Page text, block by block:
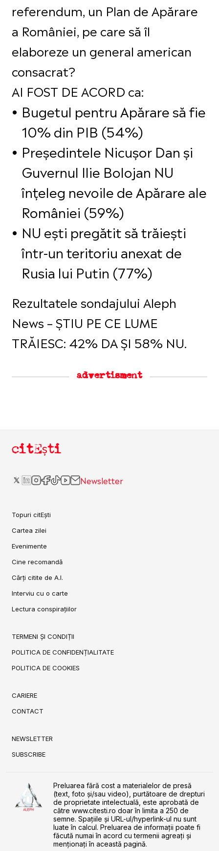
referendum, un Plan de Apărare
a României, pe care să îl
elaboreze un general american
consacrat?
AI FOST DE ACORD ca:
Bugetul pentru Apărare să fie
10% din PIB (54%)
Președintele Nicușor Dan și
Guvernul Ilie Bolojan NU
înțeleg nevoile de Apărare ale
României (59%)
NU ești pregătit să trăiești
într-un teritoriu anexat de
Rusia lui Putin (77%)
Rezultatele sondajului Aleph
News – ȘTIU PE CE LUME
TRĂIESC: 42% DA ȘI 58% NU.
advertisment
citEști
Newsletter
Topuri citEști
Cartea zilei
Evenimente
Cine recomandă
Cărți citite de A.I.
Interviu cu o carte
Lectura conspirațiilor
TERMENI ȘI CONDIȚII
POLITICA DE CONFIDENȚIALITATE
POLITICA DE COOKIES
CARIERE
CONTACT
NEWSLETTER
SUBSCRIBE
Preluarea fără cost a materialelor de presă
(text, foto și/sau video), purtătoare de drepturi
de proprietate intelectuală, este aprobată de
către www.citesti.ro doar în limita a 250 de
semne. Spaţiile şi URL-ul/hyperlink-ul nu sunt
luate în calcul. Preluarea de informaţii poate fi
făcută numai în acord cu termenii agreaţi şi
menţionaţi în această pagină.